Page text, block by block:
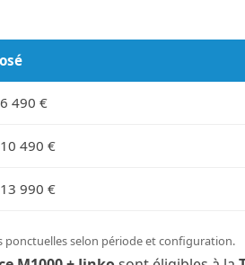
490 €
490 €
990 €
selon période et configuration.